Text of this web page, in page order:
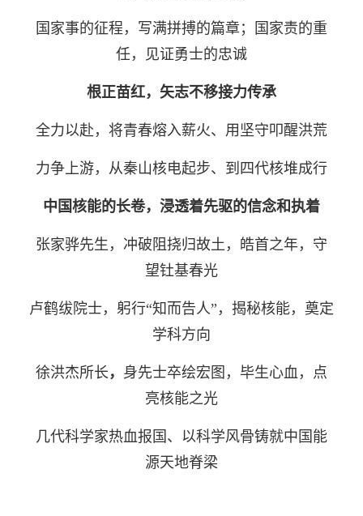
国家事的征程， 写满拼搏的篇章；
国家责的重
任，
见证勇士的忠诚
根正苗红， 矢志不移接力传承
全力以赴， 将青春熔入薪火、用坚守叩醒洪荒
力争上游， 从秦山核电起步、到四代核堆成行
中国核能的长卷， 浸透着先驱的信念和执着
张家骅先生， 冲破阻挠归故土， 皓首之年， 守
望钍基春光
卢鹤绂院士， 躬行“知而告人”， 揭秘核能， 奠定
学科方向
徐洪杰所长 ， 身先士卒绘宏图， 毕生心血， 点
亮核能之光
几代科学家热血报国、以科学风骨铸就中国能
源天地脊梁